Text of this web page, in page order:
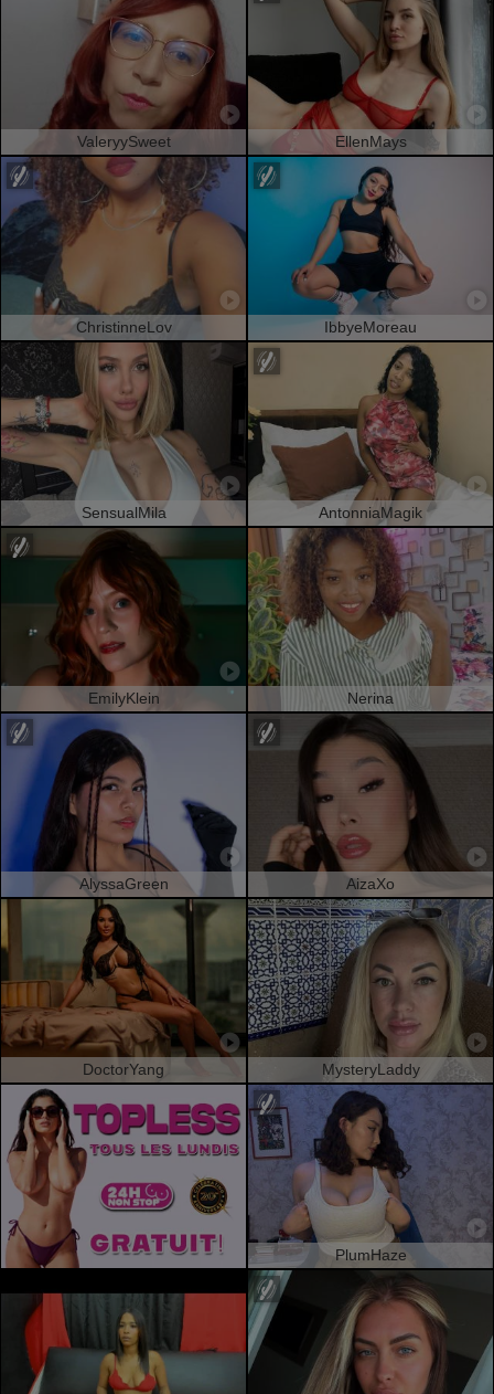
ValeryySweet EllenMays
ChristinneLov IbbyeMoreau
SensualMila AntonniaMagik
EmilyKlein Nerina
AlyssaGreen AizaXo
DoctorYang MysteryLaddy
PlumHaze